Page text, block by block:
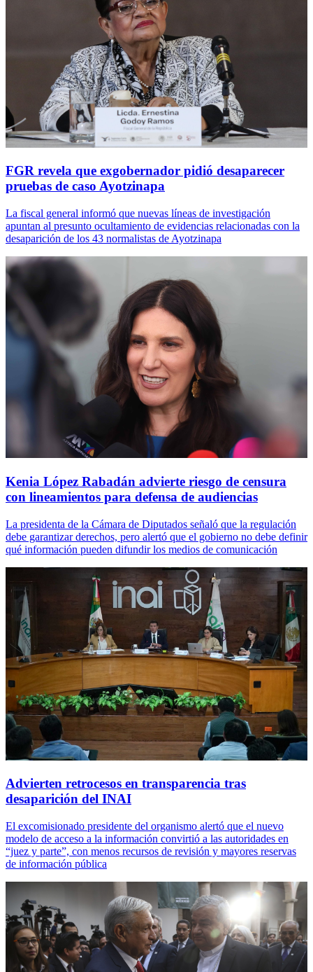
FGR revela que exgobernador pidió desaparecer
pruebas de caso Ayotzinapa
La fiscal general informó que nuevas líneas de investigación
apuntan al presunto ocultamiento de evidencias relacionadas con la
desaparición de los 43 normalistas de Ayotzinapa
Kenia López Rabadán advierte riesgo de censura
con lineamientos para defensa de audiencias
La presidenta de la Cámara de Diputados señaló que la regulación
debe garantizar derechos, pero alertó que el gobierno no debe definir
qué información pueden difundir los medios de comunicación
Advierten retrocesos en transparencia tras
desaparición del INAI
El excomisionado presidente del organismo alertó que el nuevo
modelo de acceso a la información convirtió a las autoridades en
“juez y parte”, con menos recursos de revisión y mayores reservas
de información pública